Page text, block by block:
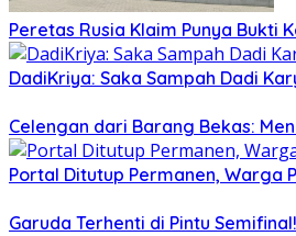
Peretas Rusia Klaim Punya Bukti
DadiKriya: Saka Sampah Dadi
Celengan dari Barang Bekas:
Portal Ditutup Permanen, Warga
Garuda Terhenti di Pintu